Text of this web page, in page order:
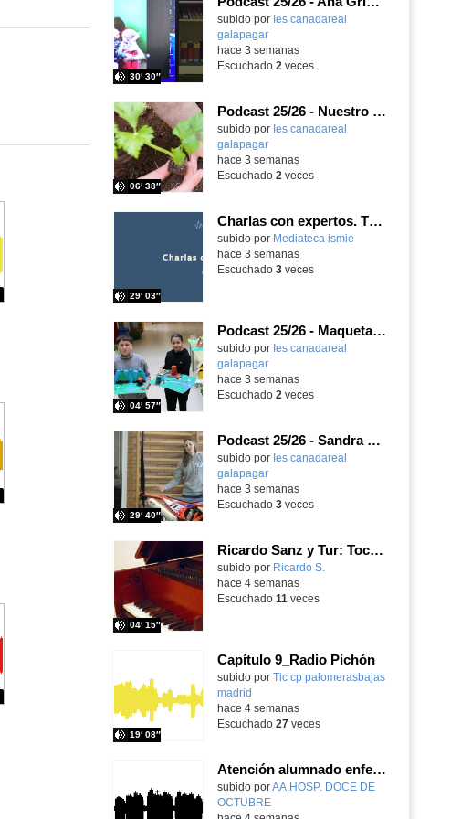
subido por Ies canadareal
galapagar
30′ 30″
-
hace 3 semanas
Escuchado 2 veces
Podcast 25/26 - Nuestro huerto escolar
subido por Ies canadareal
galapagar
06′ 38″
-
hace 3 semanas
Escuchado 2 veces
Charlas con expertos. T1, E5. David-Li Ilundáin Reviriego
subido por Mediateca ismie
29′ 03″
hace 3 semanas
Escuchado 3veces
Podcast 25/26 - Maquetas sobre el feudalismo
subido por Ies canadareal
galapagar
04′ 57″
-
hace 3 semanas
Escuchado 2 veces
Podcast 25/26 - Sandra Gómez, campeona de Enduro
subido por Ies canadareal
galapagar
29′ 40″
-
hace 3 semanas
Escuchado 3veces
Ricardo Sanz y Tur: Tocatina concertante al aire español
subido por Ricardo S.
04′ 15″
hace 4 semanas
Escuchado 11 veces
Capítulo 9_Radio Pichón
Contenido educativo.
subido por Tic cp palomerasbajas
madrid
19′ 08″
hace 4 semanas
Escuchado 27veces
Atención alumnado enfermo. SAED primaria. José Nesh-Nash García
Contenido educativo.
subido porAA.HOSP. DOCE DE
OCTUBRE-